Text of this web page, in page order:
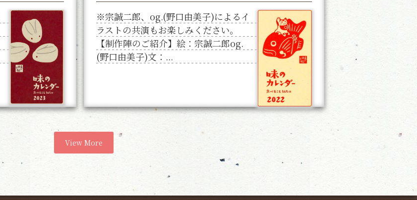
※宗誠二郎、og.(野口由美子)によるイ
ラストの共演もお楽しみください。
【制作陣のご紹介】絵：宗誠二郎og.
(野口由美子)文：...
View More